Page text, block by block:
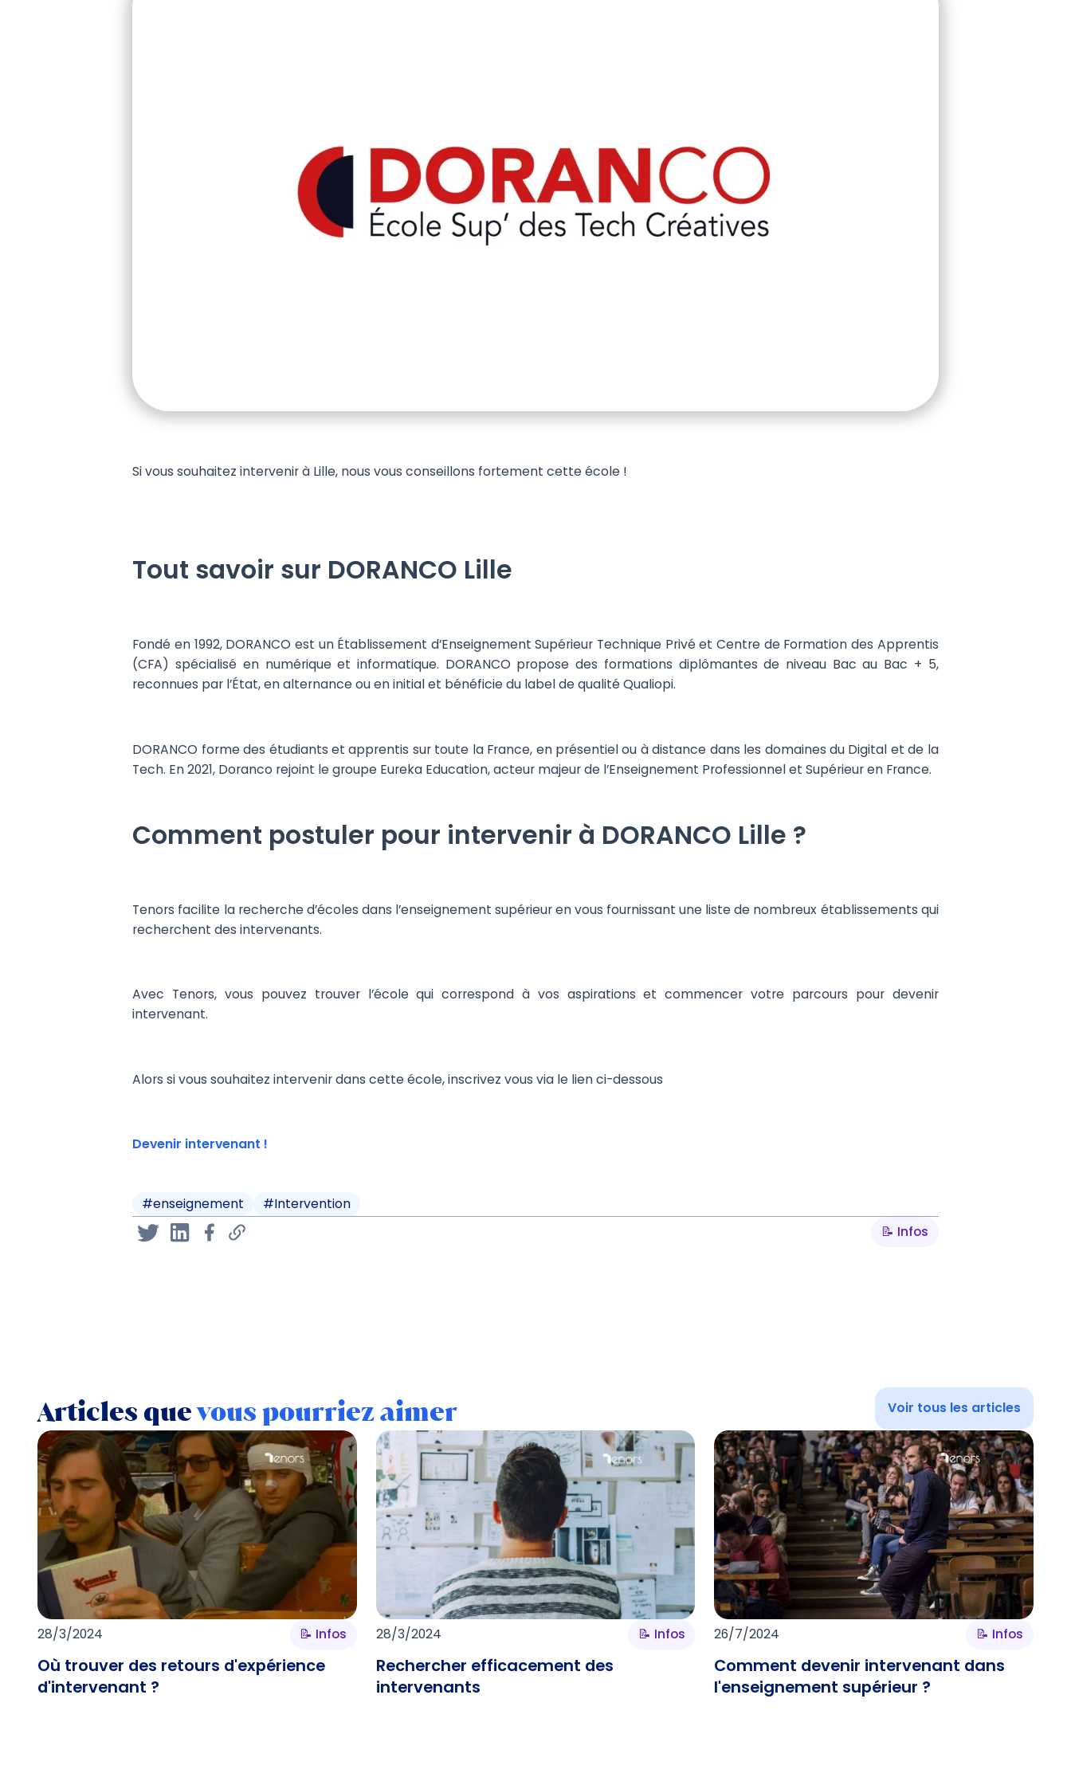
Si vous souhaitez intervenir à Lille, nous vous conseillons fortement cette école !
Tout savoir sur DORANCO Lille
Fondé en 1992, DORANCO est un Établissement d’Enseignement Supérieur Technique Privé et Centre de Formation des Apprentis
(CFA) spécialisé en numérique et informatique. DORANCO propose des formations diplômantes de niveau Bac au Bac + 5,
reconnues par l’État, en alternance ou en initial et bénéficie du label de qualité Qualiopi.
DORANCO forme des étudiants et apprentis sur toute la France, en présentiel ou à distance dans les domaines du Digital et de la
Tech. En 2021, Doranco rejoint le groupe Eureka Education, acteur majeur de l’Enseignement Professionnel et Supérieur en France.
Comment postuler pour intervenir à DORANCO Lille ?
Tenors facilite la recherche d’écoles dans l’enseignement supérieur en vous fournissant une liste de nombreux établissements qui
recherchent des intervenants.
Avec Tenors, vous pouvez trouver l’école qui correspond à vos aspirations et commencer votre parcours pour devenir
intervenant.
Alors si vous souhaitez intervenir dans cette école, inscrivez vous via le lien ci-dessous
Devenir intervenant !
#enseignement #Intervention
📝 Infos
Articles quevous pourriez aimer Voir tous les articles
28/3/2024 📝 Infos
Où trouver des retours d'expérience
d'intervenant ?
28/3/2024 📝 Infos
Rechercher efficacement des
intervenants
26/7/2024 📝 Infos
Comment devenir intervenant dans
l'enseignement supérieur ?